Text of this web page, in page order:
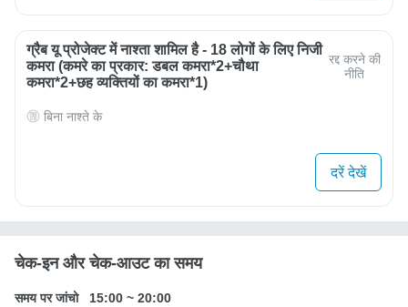
ग्रैब यू प्रोजेक्ट में नाश्ता शामिल है - 18 लोगों के लिए निजी
कमरा (कमरे का प्रकार: डबल कमरा*2+चौथा
कमरा*2+छह व्यक्तियों का कमरा*1)
रद्द करने की
नीति
बिना नाश्ते के
दरें देखें
चेक-इन और चेक-आउट का समय
समय पर जांचो 15:00 ~ 20:00